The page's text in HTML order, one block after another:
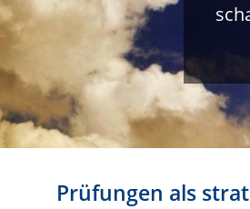
Prüfungen als